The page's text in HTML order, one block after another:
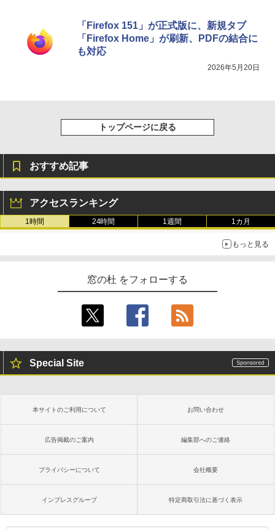
「Firefox 151」が正式版に、新規タブ
「Firefox Home」が刷新、PDFの結合に
も対応
2026年5月20日
トップページに戻る
おすすめ記事
アクセスランキング
1時間 24時間 1週間 1カ月
もっと見る
窓の杜 をフォローする
Special Site
本サイトのご利用について お問い合わせ
広告掲載のご案内 編集部へのご連絡
プライバシーについて 会社概要
インプレスグループ 特定商取引法に基づく表示